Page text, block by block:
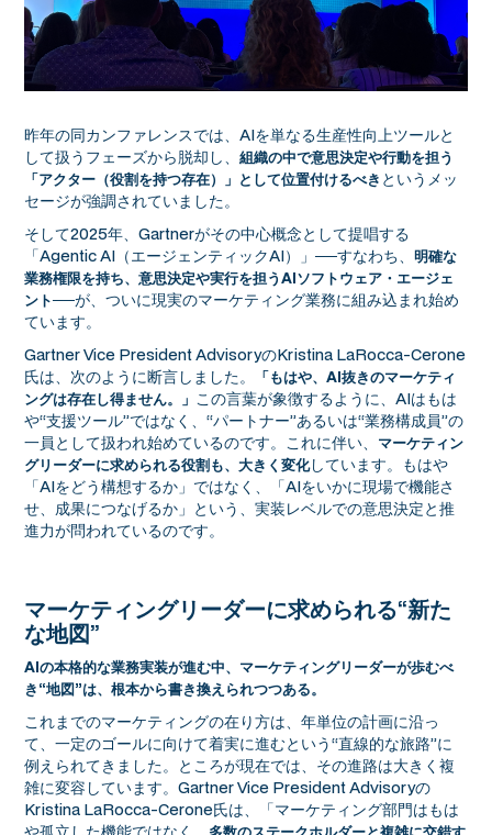
昨年の同カンファレンスでは、AIを単なる生産性向上ツールと
して扱うフェーズから脱却し、組織の中で意思決定や行動を担う
「アクター（役割を持つ存在）」として位置付けるべき というメッ
セージが強調されていました。
そして2025年、Gartnerがその中心概念として提唱する
「Agentic AI（エージェンティックAI）」──すなわち、明確な
業務権限を持ち、意思決定や実行を担うAIソフトウェア・エージェ
ント──が、ついに現実のマーケティング業務に組み込まれ始め
ています。
Gartner Vice President AdvisoryのKristina LaRocca-Cerone
氏は、次のように断言しました。
「もはや、AI抜きのマーケティ
ングは存在し得ません。」 この言葉が象徴するように、AIはもは
や“支援ツール”ではなく、“パートナー”あるいは“業務構成員”の
一員として扱われ始めているのです。これに伴い、 マーケティン
グリーダーに求められる役割も、大きく変化しています。もはや
「AIをどう構想するか」ではなく、「AIをいかに現場で機能さ
せ、成果につなげるか」という、実装レベルでの意思決定と推
進力が問われているのです。
マーケティングリーダーに求められる“新た
な地図”
AIの本格的な業務実装が進む中、マーケティングリーダーが歩むべ
き“地図”は、根本から書き換えられつつある。
これまでのマーケティングの在り方は、年単位の計画に沿っ
て、一定のゴールに向けて着実に進むという“直線的な旅路”に
例えられてきました。ところが現在では、その進路は大きく複
雑に変容しています。Gartner Vice President Advisoryの
Kristina LaRocca-Cerone氏は、「マーケティング部門はもは